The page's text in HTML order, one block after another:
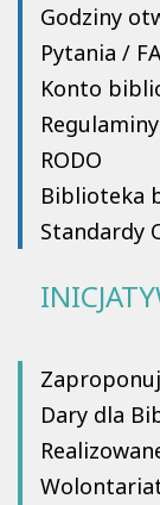
Godziny
Pytania /
Konto
Regulaminy
RODO
Biblioteka
Standardy
Dary dla